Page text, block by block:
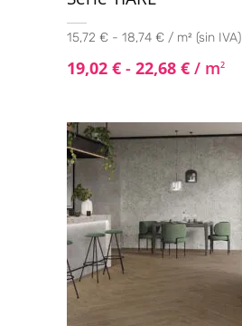
15,72 € - 18,74 € / m² (sin IVA)
19,02 € - 22,68 € / m2